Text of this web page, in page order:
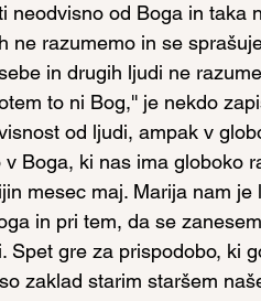
neodvisno od Boga in taka
ne razumemo in se
in drugih ljudi ne
to ni Bog,'' je nekdo
od ljudi, ampak v
v Boga, ki nas ima globoko
mesec maj. Marija nam
in pri tem, da se
Spet gre za prispodobo, ki
zaklad starim staršem